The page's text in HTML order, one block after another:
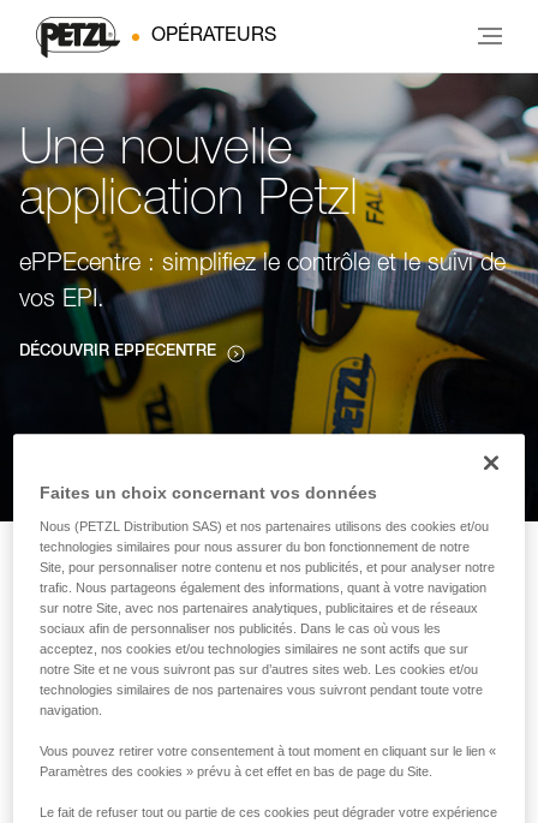
OPÉRATEURS
Une nouvelle
application Petzl
ePPEcentre : simplifiez le contrôle et le suivi de
vos EPI.
DÉCOUVRIR EPPECENTRE
Vous faciliter le travail
au quotidien
acrobatiques en hauteur, les via ferratas ou le
canyoning, notre objectif est de faciliter votre
Faites un choix concernant vos données
Nous (PETZL Distribution SAS) et nos partenaires utilisons des cookies et/ou
technologies similaires pour nous assurer du bon fonctionnement de notre
Site, pour personnaliser notre contenu et nos publicités, et pour analyser notre
trafic. Nous partageons également des informations, quant à votre navigation
sur notre Site, avec nos partenaires analytiques, publicitaires et de réseaux
sociaux afin de personnaliser nos publicités. Dans le cas où vous les
acceptez, nos cookies et/ou technologies similaires ne sont actifs que sur
notre Site et ne vous suivront pas sur d’autres sites web. Les cookies et/ou
technologies similaires de nos partenaires vous suivront pendant toute votre
navigation.
Vous pouvez retirer votre consentement à tout moment en cliquant sur le lien «
Paramètres des cookies » prévu à cet effet en bas de page du Site.
Le fait de refuser tout ou partie de ces cookies peut dégrader votre expérience